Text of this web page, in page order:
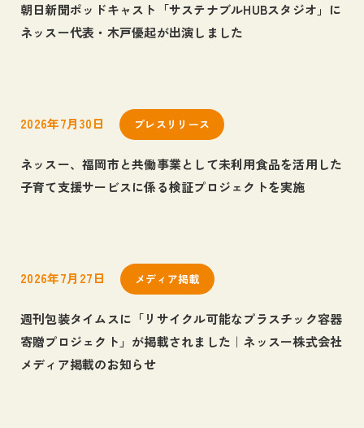
サイトマップ
朝日新聞ポッドキャスト「サステナブルHUBスタジオ」に
ネッスー代表・木戸優起が出演しました
2026年7月30日 プレスリリース
ネッスー、福岡市と共働事業として未利用食品を活用した
子育て支援サービスに係る検証プロジェクトを実施
2026年7月27日 メディア掲載
週刊包装タイムスに「リサイクル可能なプラスチック容器
寄贈プロジェクト」が掲載されました｜ネッスー株式会社
メディア掲載のお知らせ